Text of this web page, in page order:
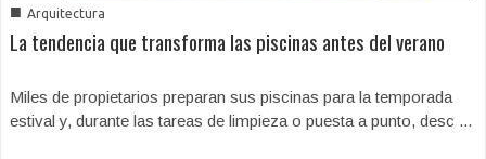
■ Arquitectura
La tendencia que transforma las piscinas antes del verano
Miles de propietarios preparan sus piscinas para la temporada
estival y, durante las tareas de limpieza o puesta a punto, desc ...